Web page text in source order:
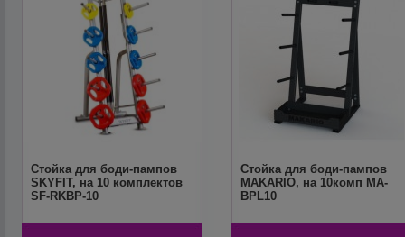
Стойка для боди-пампов
SKYFIT, на 10 комплектов
SF-RKBP-10
Стойка для боди-пампов
MAKARIO, на 10комп MA-
BPL10